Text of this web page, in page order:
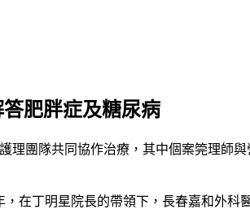
肥胖症及糖尿病
團隊共同協作治療，其中個案筦理師
丁明星院長的帶領下，長春嘉和外科